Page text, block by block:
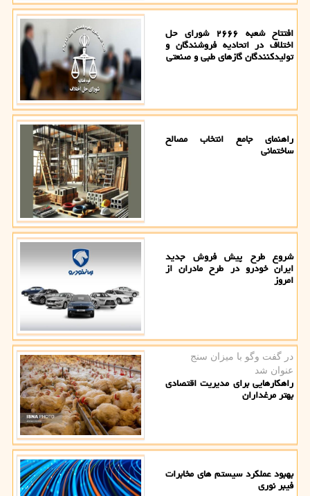
افتتاح شعبه ۲۶۶۶ شورای حل
اختلاف در اتحادیه فروشندگان و
تولیدکنندگان گازهای طبی و صنعتی
راهنمای جامع انتخاب مصالح
ساختمانی
شروع طرح پیش فروش جدید
ایران خودرو در طرح مادران از
امروز
در گفت وگو با میزان سنج
عنوان شد
راهکارهایی برای مدیریت اقتصادی
بهتر مرغداران
بهبود عملکرد سیستم های مخابرات
فیبر نوری